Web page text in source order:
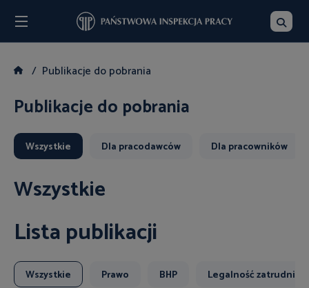
Publikacje do pobrania
Publikacje do pobrania
Wszystkie Dla pracodawców Dla pracowników
Wszystkie
Lista publikacji
Wszystkie Prawo BHP Legalność
Szukaj